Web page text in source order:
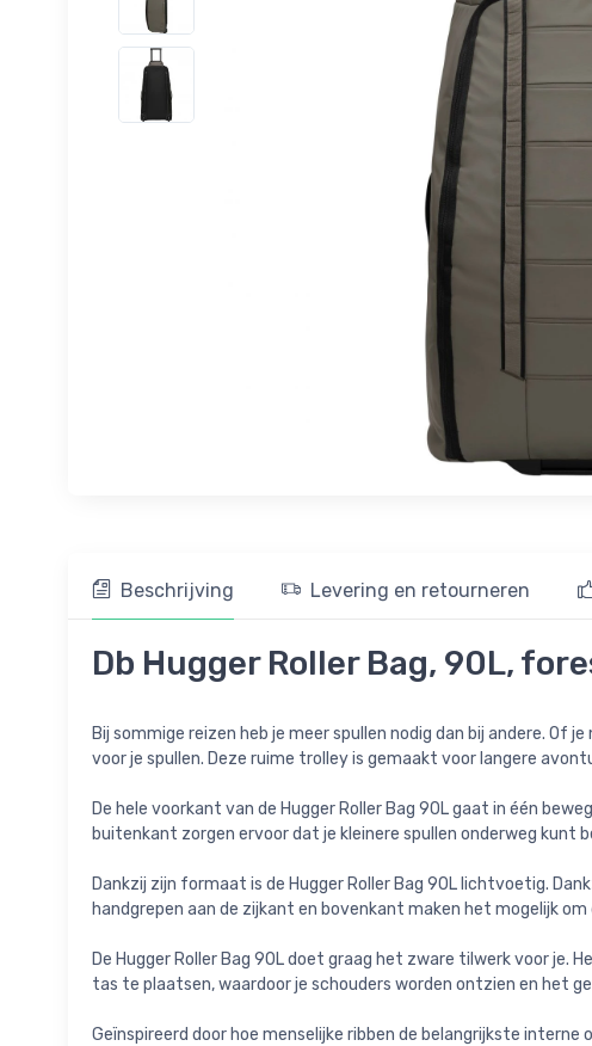
Beschrijving Levering en retourneren
Db Hugger Roller Bag, 90L,
Bij sommige reizen heb je meer spullen nodig dan bij andere.
voor je spullen. Deze ruime trolley is gemaakt voor langere
De hele voorkant van de Hugger Roller Bag 90L gaat in één
buitenkant zorgen ervoor dat je kleinere spullen onderweg kunt
Dankzij zijn formaat is de Hugger Roller Bag 90L lichtvoetig.
handgrepen aan de zijkant en bovenkant maken het mogelijk
De Hugger Roller Bag 90L doet graag het zware tilwerk voor je.
tas te plaatsen, waardoor je schouders worden ontzien en het
Geïnspireerd door hoe menselijke ribben de belangrijkste